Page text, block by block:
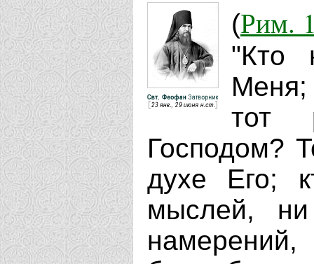
(Рим.
"Кто
Меня;
тот
Господом?
духе Его;
мыслей,